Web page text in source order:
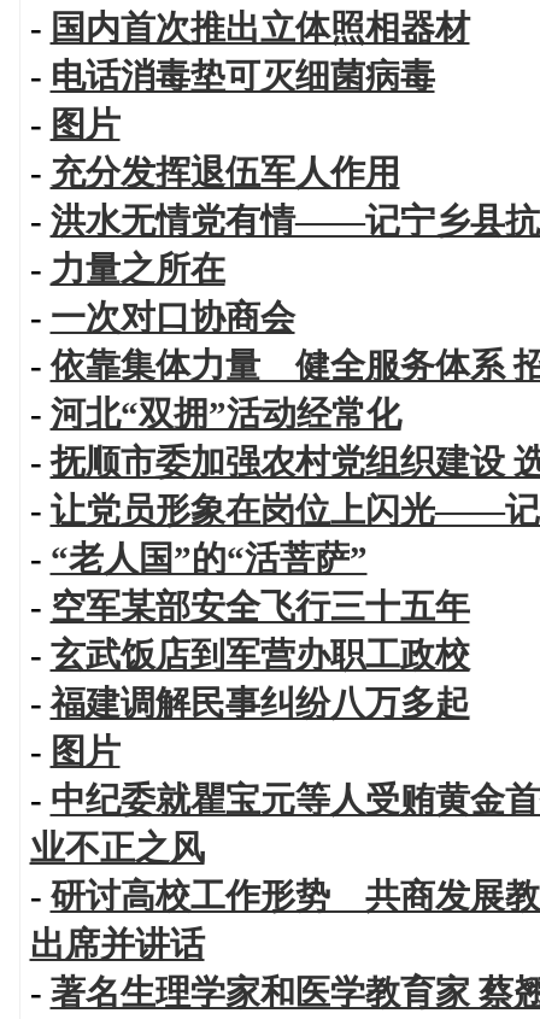
- 国内首次推出立体照相器材
- 电话消毒垫可灭细菌病毒
- 图片
- 充分发挥退伍军人作用
- 洪水无情党有情——记宁乡县
- 力量之所在
- 一次对口协商会
-依靠集体力量 健全服务体系
- 河北“双拥”活动经常化
-抚顺市委加强农村党组织建设
- 让党员形象在岗位上闪光——
- “老人国”的“活菩萨”
- 空军某部安全飞行三十五年
- 玄武饭店到军营办职工政校
-福建调解民事纠纷八万多起
- 图片
- 中纪委就瞿宝元等人受贿黄金
业不正之风
- 研讨高校工作形势 共商发展
出席并讲话
- 著名生理学家和医学教育家 蔡